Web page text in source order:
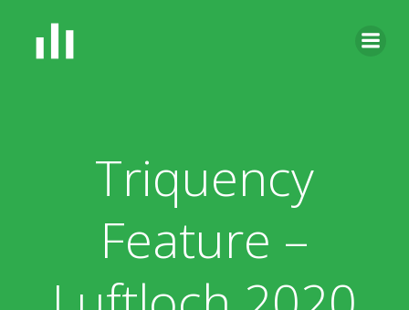
Triquency
Feature –